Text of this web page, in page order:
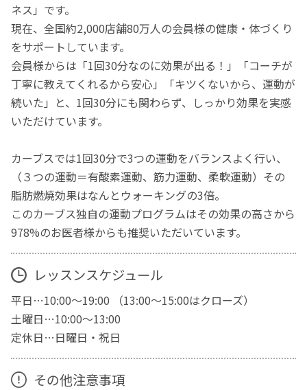
ネス」です。
現在、全国約2,000店舗80万人の会員様の健康・体づくり
をサポートしています。
会員様からは「1回30分なのに効果が出る！」「コーチが
丁寧に教えてくれるから安心」「キツくないから、運動が
続いた」と、1回30分にも関わらず、しっかり効果を実感
いただけています。
カーブスでは1回30分で3つの運動をバランスよく行い、
（３つの運動＝有酸素運動、筋力運動、柔軟運動）その
脂肪燃焼効果はなんとウォーキングの3倍。
このカーブス独自の運動プログラムはその効果の高さから
978%のお医者様からも推奨いただいています。
レッスンスケジュール
平日…10:00～19:00 （13:00～15:00はクローズ）
土曜日…10:00～13:00
定休日…日曜日・祝日
その他注意事項